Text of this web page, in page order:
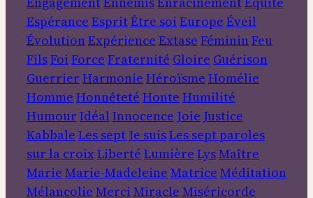
Espérance EspritÊtre soi Europe Éveil
ÉvolutionExpérience Extase FémininFeu
FilsFoi Force Fraternité Gloire Guérison
Guerrier Harmonie Héroïsme Homélie
Homme Honnêteté Honte Humilité
Humour Idéal Innocence Joie Justice
Kabbale Les sept Je suisLes sept paroles
sur la croixLiberté Lumière LysMaître
Marie Marie-Madeleine Matrice Méditation
Mélancolie Merci Miracle Miséricorde